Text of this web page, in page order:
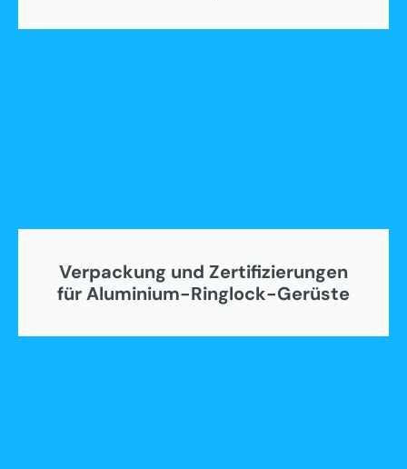
Verpackung und Zertifizierungen
für Aluminium-Ringlock-Gerüste